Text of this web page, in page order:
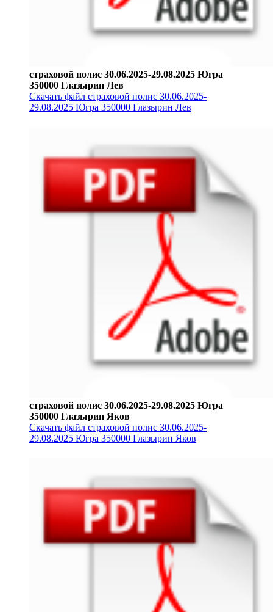
страховой полис 30.06.2025-29.08.2025 Югра
350000 Глазырин Лев
Скачать файл страховой полис 30.06.2025-
29.08.2025 Югра 350000 Глазырин Лев
страховой полис 30.06.2025-29.08.2025 Югра
350000 Глазырин Яков
Скачать файл страховой полис 30.06.2025-
29.08.2025 Югра 350000 Глазырин Яков